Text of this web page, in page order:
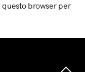
browser per